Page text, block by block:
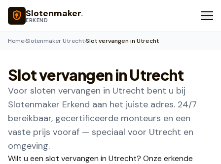
Naar hoofdinhoud
Slotenmaker.
ERKEND
Home›Slotenmaker Utrecht›Slot vervangen in Utrecht
Slot vervangen in Utrecht
Voor sloten vervangen in Utrecht bent u bij
Slotenmaker Erkend aan het juiste adres. 24/7
bereikbaar, gecertificeerde monteurs en een
vaste prijs vooraf — speciaal voor Utrecht en
omgeving.
Wilt u een slot vervangen in Utrecht? Onze erkende